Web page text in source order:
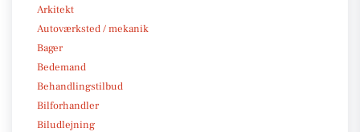
Arkitekt
Autoværksted / mekanik
Bager
Bedemand
Behandlingstilbud
Bilforhandler
Biludlejning